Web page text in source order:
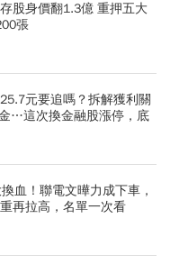
股身價翻1.3億 重押五大
張
元要追嗎？拆解獲利關
…這次換金融股漲停，底
血！聯電文曄力成下車，
再拉高，名單一次看